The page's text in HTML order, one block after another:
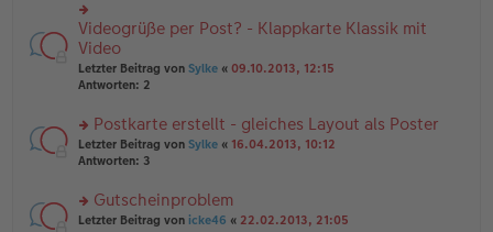
n
er
B
ei
tr
a
u
n
g
el
es
er
B
ei
a
g
rs
te
r
u
n
el
es
e
B
ei
Videogrüße per Post? - Klappkarte Klassik mit
Video
Letzter Beitrag von Sylke « 09.10.2013, 12:15
Antworten: 2
rs
te
n
g
Postkarte erstellt - gleiches Layout als Poster
Letzter Beitrag von Sylke « 16.04.2013, 10:12
Antworten: 3
rs
Gutscheinproblem
Letzter Beitrag von icke46 « 22.02.2013, 21:05